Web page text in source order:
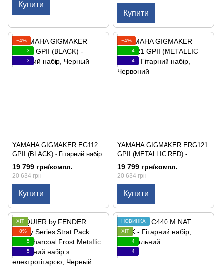
Купити
Купити
−4%
3
3
YAMAHA GIGMAKER EG112
GPII (BLACK) - Гітарний набір
19 799 грн/компл.
20 634 грн
Купити
−4%
4
4
YAMAHA GIGMAKER ERG121
GPII (METALLIC RED) -
Гітарний набір
19 799 грн/компл.
20 634 грн
Купити
ХІТ
−8%
5
5
НОВИНКА
ХІТ
4
4